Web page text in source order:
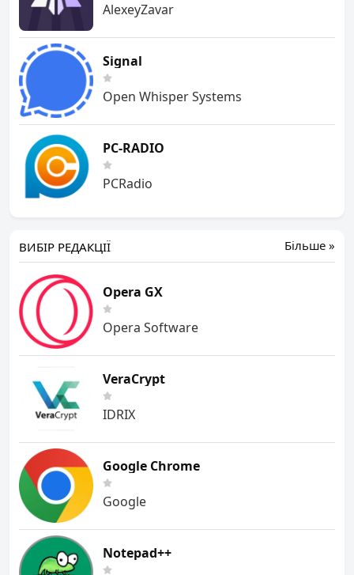
AlexeyZavar
Signal
Open Whisper Systems
PC-RADIO
PCRadio
Більше »
ВИБІР РЕДАКЦІЇ
Opera GX
Opera Software
VeraCrypt
IDRIX
Google Chrome
Google
Notepad++